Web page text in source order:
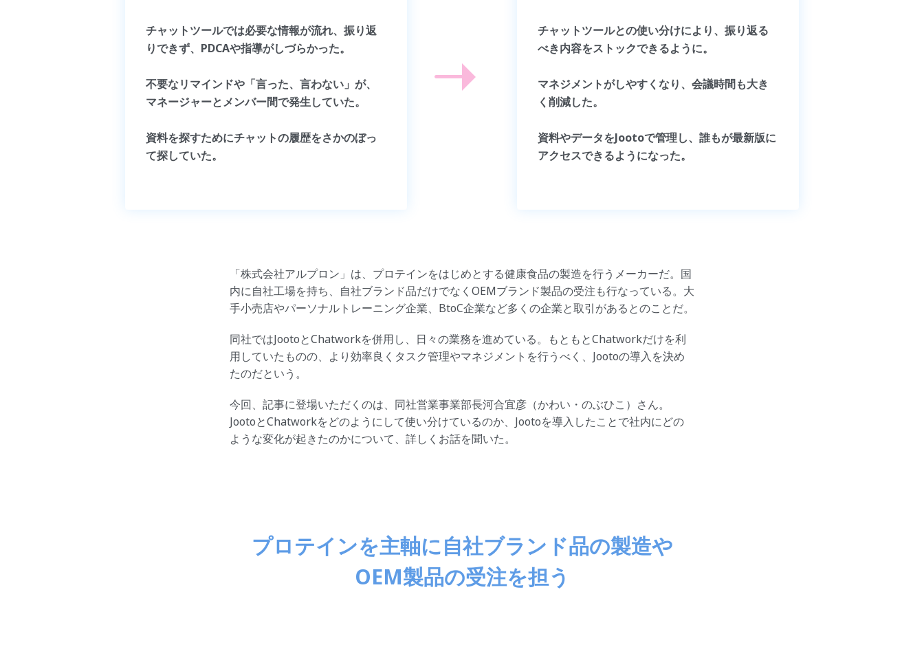
チャットツールでは必要な情報が流れ、振り返
りできず、PDCAや指導がしづらかった。
不要なリマインドや「言った、言わない」が、
マネージャーとメンバー間で発生していた。
資料を探すためにチャットの履歴をさかのぼっ
て探していた。
チャットツールとの使い分けにより、振り返る
べき内容をストックできるように。
マネジメントがしやすくなり、会議時間も大き
く削減した。
資料やデータをJootoで管理し、誰もが最新版に
アクセスできるようになった。
「株式会社アルプロン」は、プロテインをはじめとする健康食品の製造を行うメーカーだ。国
内に自社工場を持ち、自社ブランド品だけでなくOEMブランド製品の受注も行なっている。大
手小売店やパーソナルトレーニング企業、BtoC企業など多くの企業と取引があるとのことだ。
同社ではJootoとChatworkを併用し、日々の業務を進めている。もともとChatworkだけを利
用していたものの、より効率良くタスク管理やマネジメントを行うべく、Jootoの導入を決め
たのだという。
今回、記事に登場いただくのは、同社営業事業部長河合宜彦（かわい・のぶひこ）さん。
JootoとChatworkをどのようにして使い分けているのか、Jootoを導入したことで社内にどの
ような変化が起きたのかについて、詳しくお話を聞いた。
プロテインを主軸に自社ブランド品の製造や
OEM製品の受注を担う